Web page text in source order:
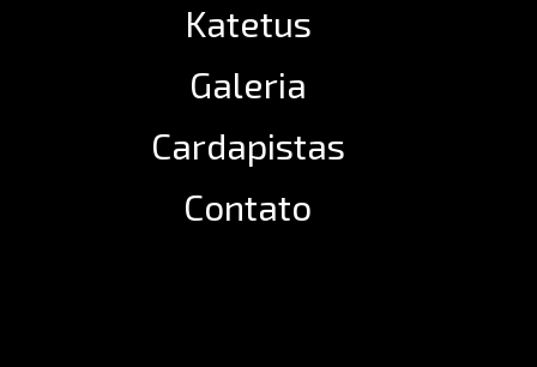
Katetus
Galeria
Cardapistas
Contato